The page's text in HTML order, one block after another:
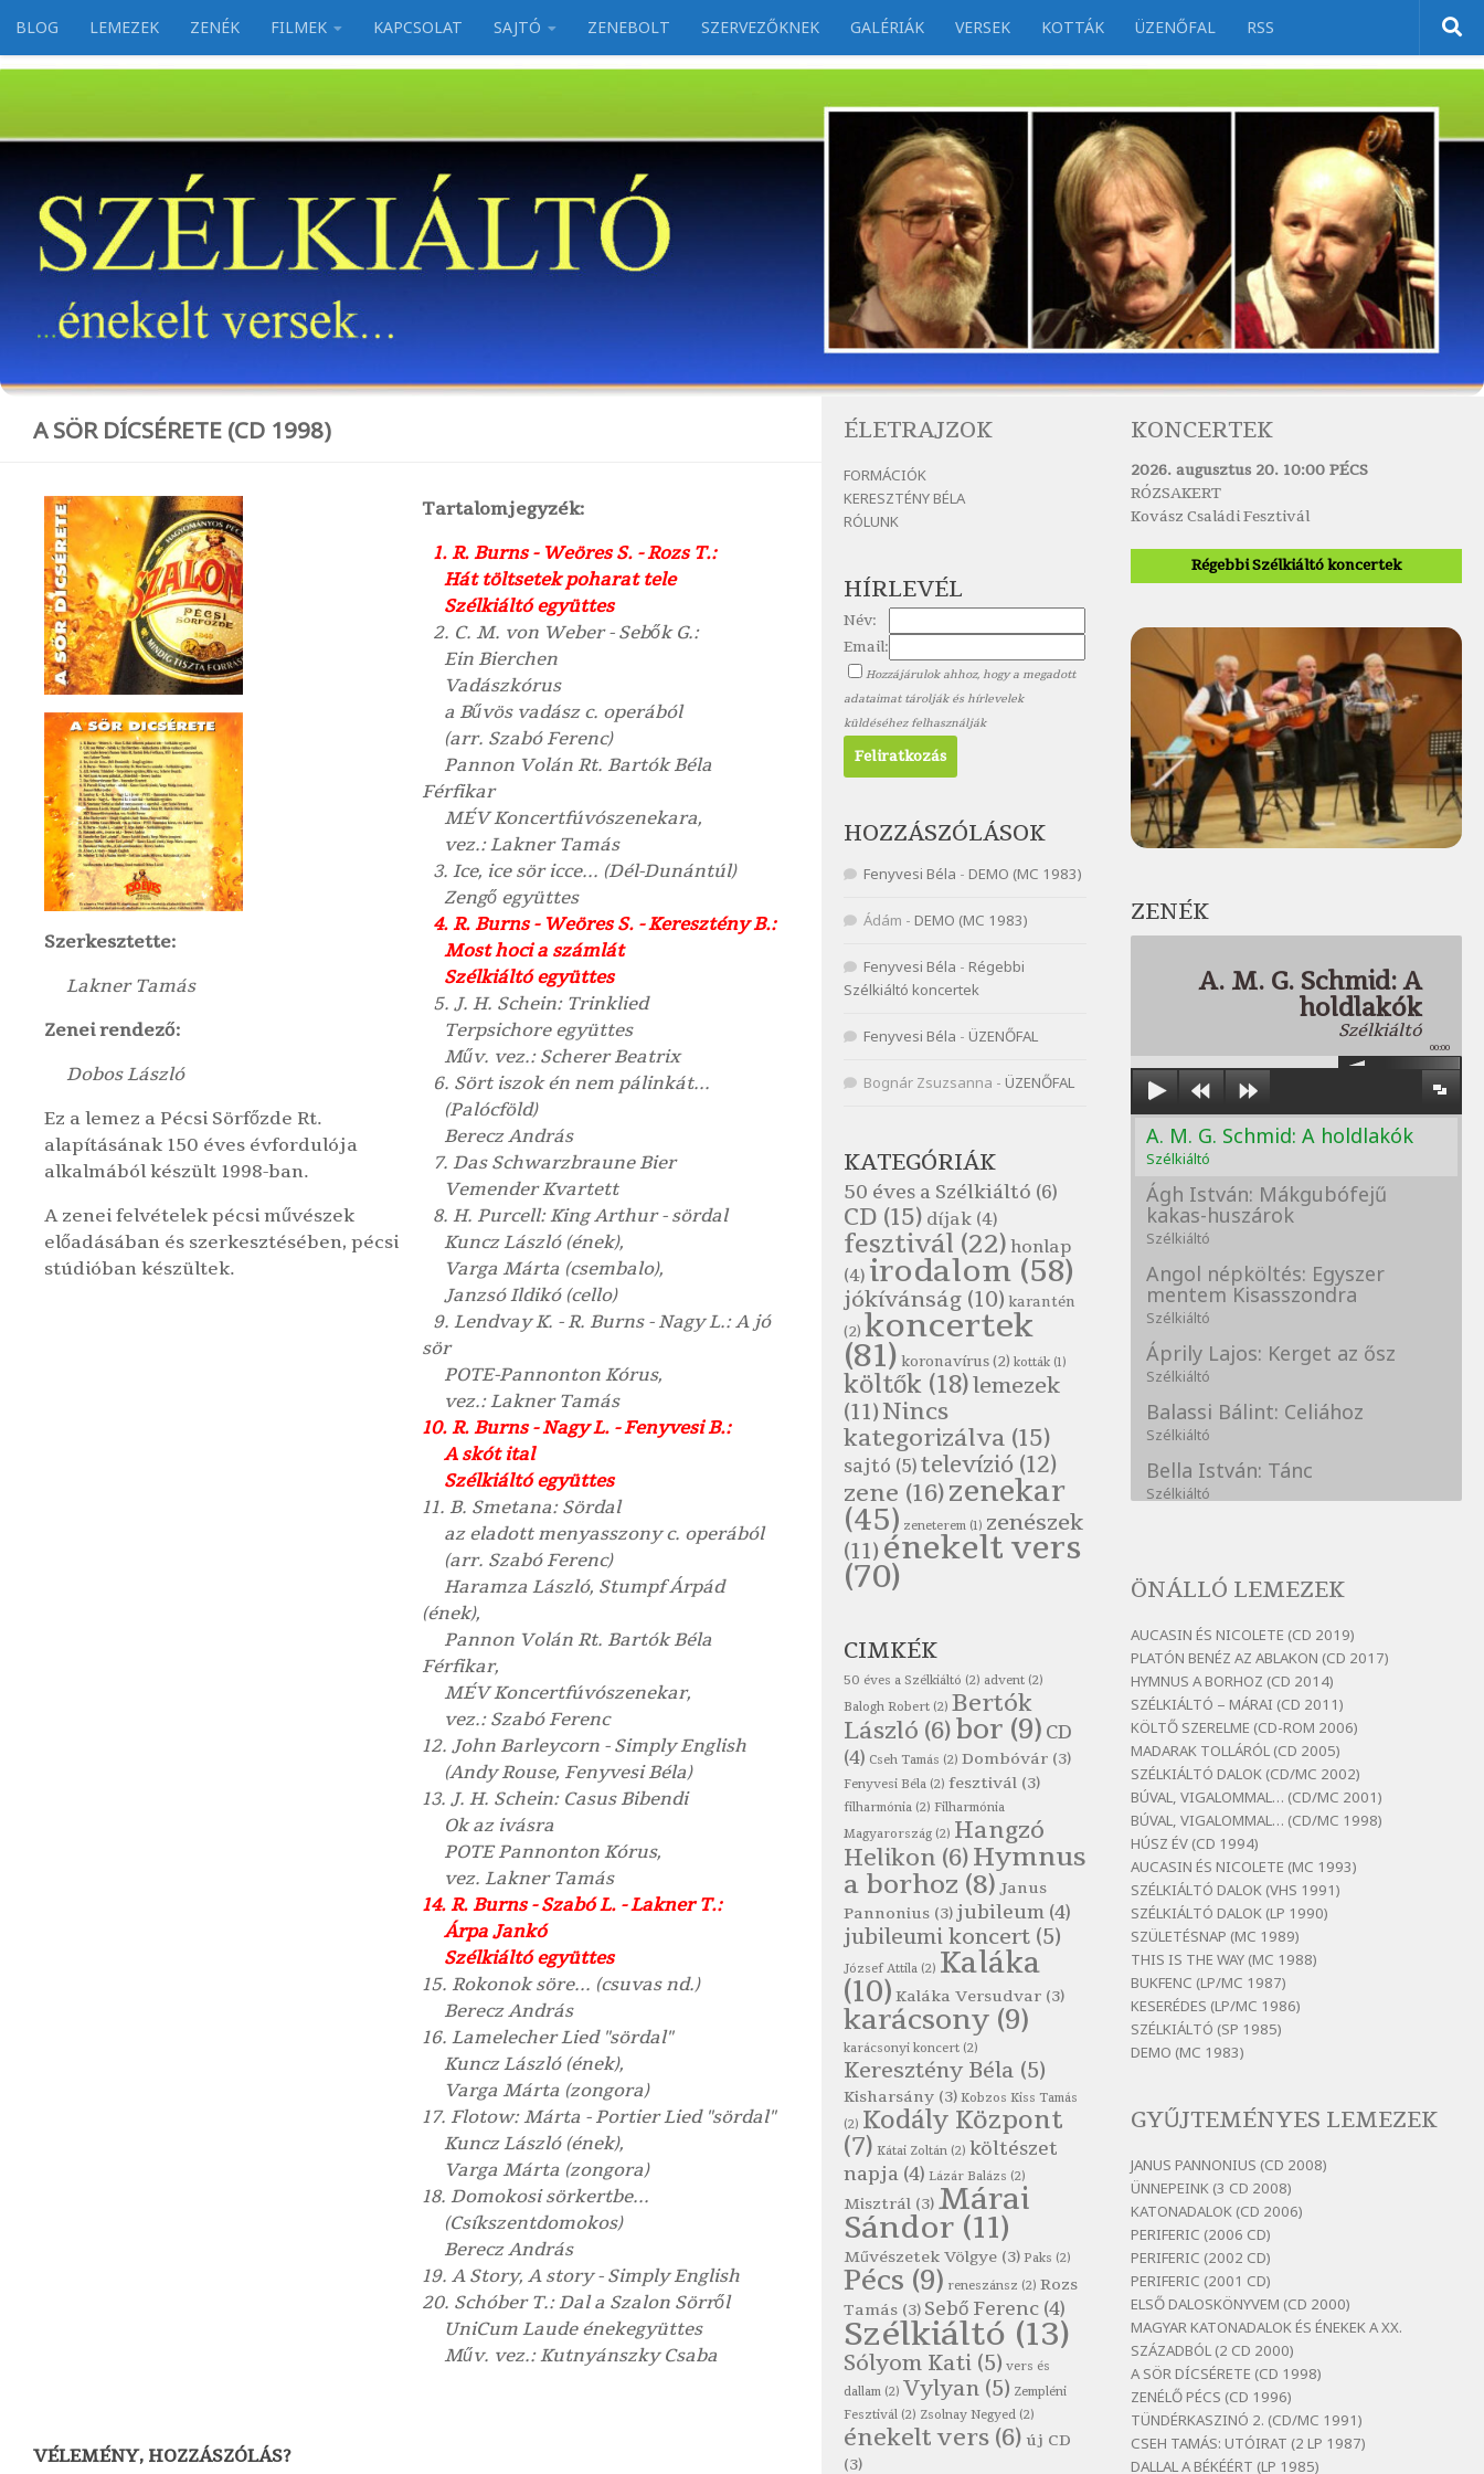
Skip to content
BLOG LEMEZEK ZENÉK FILMEK KAPCSOLAT SAJTÓ ZENEBOLT SZERVEZŐKNEK GALÉRIÁK VERSEK KOTTÁK ÜZENŐFAL RSS
A SÖR DÍCSÉRETE (CD 1998)
Szerkesztette:
Lakner Tamás
Zenei rendező:
Dobos László
Ez a lemez a Pécsi Sörfőzde Rt.
alapításának 150 éves évfordulója
alkalmából készült 1998-ban.
A zenei felvételek pécsi művészek
előadásában és szerkesztésében, pécsi
stúdióban készültek.
Tartalomjegyzék:
1. R. Burns - Weöres S. - Rozs T.:
Hát töltsetek poharat tele
Szélkiáltó együttes
2. C. M. von Weber - Sebők G.:
Ein Bierchen
Vadászkórus
a Bűvös vadász c. operából
(arr. Szabó Ferenc)
Pannon Volán Rt. Bartók Béla
Férfikar
MÉV Koncertfúvószenekara,
vez.: Lakner Tamás
3. Ice, ice sör icce... (Dél-Dunántúl)
Zengő együttes
4. R. Burns - Weöres S. - Keresztény B.:
Most hoci a számlát
Szélkiáltó együttes
5. J. H. Schein: Trinklied
Terpsichore együttes
Műv. vez.: Scherer Beatrix
6. Sört iszok én nem pálinkát...
(Palócföld)
Berecz András
7. Das Schwarzbraune Bier
Vemender Kvartett
8. H. Purcell: King Arthur - sördal
Kuncz László (ének),
Varga Márta (csembalo),
Janzsó Ildikó (cello)
9. Lendvay K. - R. Burns - Nagy L.: A jó
sör
POTE-Pannonton Kórus,
vez.: Lakner Tamás
10. R. Burns - Nagy L. - Fenyvesi B.:
A skót ital
Szélkiáltó együttes
11. B. Smetana: Sördal
az eladott menyasszony c. operából
(arr. Szabó Ferenc)
Haramza László, Stumpf Árpád
(ének),
Pannon Volán Rt. Bartók Béla
Férfikar,
MÉV Koncertfúvószenekar,
vez.: Szabó Ferenc
12. John Barleycorn - Simply English
(Andy Rouse, Fenyvesi Béla)
13. J. H. Schein: Casus Bibendi
Ok az ivásra
POTE Pannonton Kórus,
vez. Lakner Tamás
14. R. Burns - Szabó L. - Lakner T.:
Árpa Jankó
Szélkiáltó együttes
15. Rokonok söre... (csuvas nd.)
Berecz András
16. Lamelecher Lied "sördal"
Kuncz László (ének),
Varga Márta (zongora)
17. Flotow: Márta - Portier Lied "sördal"
Kuncz László (ének),
Varga Márta (zongora)
18. Domokosi sörkertbe...
(Csíkszentdomokos)
Berecz András
19. A Story, A story - Simply English
20. Schóber T.: Dal a Szalon Sörről
UniCum Laude énekegyüttes
Műv. vez.: Kutnyánszky Csaba
VÉLEMÉNY, HOZZÁSZÓLÁS?
KONCERTEK
2026. augusztus 20. 10:00 PÉCS
RÓZSAKERT
Kovász Családi Fesztivál
Régebbi Szélkiáltó koncertek
ZENÉK
A. M. G. Schmid: A
holdlakók
Szélkiáltó
00:00
A. M. G. Schmid: A holdlakók
Szélkiáltó
Ágh István: Mákgubófejű
kakas-huszárok
Szélkiáltó
Angol népköltés: Egyszer
mentem Kisasszondra
Szélkiáltó
Áprily Lajos: Kerget az ősz
Szélkiáltó
Balassi Bálint: Celiához
Szélkiáltó
Bella István: Tánc
Szélkiáltó
Szélkiáltó
lélegzetvételnyi csöndben
Szélkiáltó
Bertók László: Az arcodra, ha
nem vigyázol
Szélkiáltó
Bertók László: Dinnye Döme
Szélkiáltó
Bertók László: Diófa-levélen
Szélkiáltó
Bertók László: El-elképzelem a
falansztert
Szélkiáltó
Bertók László: Elmenni kevés,
itt maradni sok
Szélkiáltó
Bertók László: Mintha már
pénteken vasárnap
Bertók László: Ó, az a hol volt
Szélkiáltó
Bertók László: Sárga őszi vers
Szélkiáltó
Bertók László: Vásáros
Szélkiáltó
Bertók László: Vizibolt
Szélkiáltó
Bornemissza Endre: Szitakötő
Szélkiáltó
Detlev von Liliencron:
Bölcsődal
ÖNÁLLÓ LEMEZEK
AUCASIN ÉS NICOLETE (CD 2019)
PLATÓN BENÉZ AZ ABLAKON (CD 2017)
HYMNUS A BORHOZ (CD 2014)
SZÉLKIÁLTÓ – MÁRAI (CD 2011)
KÖLTŐ SZERELME (CD-ROM 2006)
MADARAK TOLLÁRÓL (CD 2005)
SZÉLKIÁLTÓ DALOK (CD/MC 2002)
BÚVAL, VIGALOMMAL… (CD/MC 2001)
BÚVAL, VIGALOMMAL… (CD/MC 1998)
HÚSZ ÉV (CD 1994)
AUCASIN ÉS NICOLETE (MC 1993)
SZÉLKIÁLTÓ DALOK (VHS 1991)
SZÉLKIÁLTÓ DALOK (LP 1990)
SZÜLETÉSNAP (MC 1989)
THIS IS THE WAY (MC 1988)
BUKFENC (LP/MC 1987)
KESERÉDES (LP/MC 1986)
SZÉLKIÁLTÓ (SP 1985)
DEMO (MC 1983)
GYŰJTEMÉNYES LEMEZEK
JANUS PANNONIUS (CD 2008)
ÜNNEPEINK (3 CD 2008)
KATONADALOK (CD 2006)
PERIFERIC (2006 CD)
PERIFERIC (2002 CD)
PERIFERIC (2001 CD)
ELSŐ DALOSKÖNYVEM (CD 2000)
MAGYAR KATONADALOK ÉS ÉNEKEK A XX.
SZÁZADBÓL (2 CD 2000)
A SÖR DÍCSÉRETE (CD 1998)
ZENÉLŐ PÉCS (CD 1996)
TÜNDÉRKASZINÓ 2. (CD/MC 1991)
CSEH TAMÁS: UTÓIRAT (2 LP 1987)
DALLAL A BÉKÉÉRT (LP 1985)
ÉLETRAJZOK
FORMÁCIÓK
KERESZTÉNY BÉLA
RÓLUNK
HÍRLEVÉL
Név:
Email:
Hozzájárulok ahhoz, hogy a megadott
adataimat tárolják és hírlevelek
küldéséhez felhasználják
HOZZÁSZÓLÁSOK
Fenyvesi Béla - DEMO (MC 1983)
Ádám - DEMO (MC 1983)
Fenyvesi Béla - Régebbi
Szélkiáltó koncertek
Fenyvesi Béla - ÜZENŐFAL
Bognár Zsuzsanna - ÜZENŐFAL
KATEGÓRIÁK
50 éves a Szélkiáltó (6)
CD (15) díjak (4)
fesztivál (22) honlap
(4) irodalom (58)
jókívánság (10) karantén
(2) koncertek
(81) koronavírus(2) kották (1)
költők (18)lemezek
(11)Nincs
kategorizálva (15)
sajtó (5)televízió (12)
zene (16)zenekar
(45) zeneterem (1) zenészek
(11) énekelt vers
(70)
CIMKÉK
50 éves a Szélkiáltó (2) advent (2)
Balogh Robert (2) Bertók
László (6)bor (9) CD
(4) Cseh Tamás (2) Dombóvár (3)
Fenyvesi Béla (2) fesztivál (3)
filharmónia (2) Filharmónia
Magyarország (2) Hangzó
Helikon (6)Hymnus
a borhoz (8) Janus
Pannonius (3)jubileum (4)
jubileumi koncert (5)
József Attila (2) Kaláka
(10) Kaláka Versudvar (3)
karácsony (9)
karácsonyi koncert (2)
Keresztény Béla (5)
Kisharsány (3) Kobzos Kiss Tamás
(2) Kodály Központ
(7) Kátai Zoltán (2) költészet
napja (4) Lázár Balázs (2)
Misztrál (3) Márai
Sándor (11)
Művészetek Völgye (3) Paks (2)
Pécs (9) reneszánsz (2) Rozs
Tamás (3) Sebő Ferenc (4)
Szélkiáltó (13)
Sólyom Kati (5) vers és
dallam (2) Vylyan (5) Zempléni
Fesztivál (2) Zsolnay Negyed (2)
énekelt vers (6) új CD
(3)